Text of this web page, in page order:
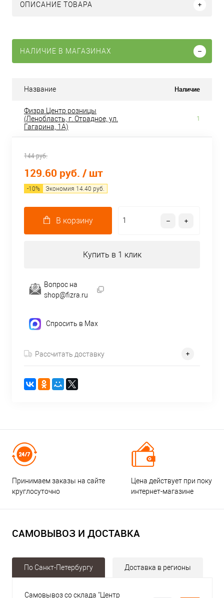
ОПИСАНИЕ ТОВАРА
144 руб.
129.60 руб. / шт
-10% Экономия 14.40 руб.
В корзину
Купить в 1 клик
Вопрос на
shop@fizra.ru
Спросить в Max
Рассчитать доставку
НАЛИЧИЕ В МАГАЗИНАХ
Название Наличие
Физра Центр розницы
(Ленобласть, г. Отрадное, ул.
Гагарина, 1А)
1
Принимаем заказы на сайте
круглосуточно
Цена действует при
интернет-магазине
САМОВЫВОЗ И ДОСТАВКА
По Санкт-Петербургу Доставка в регионы
Самовывоз со склада "Центр